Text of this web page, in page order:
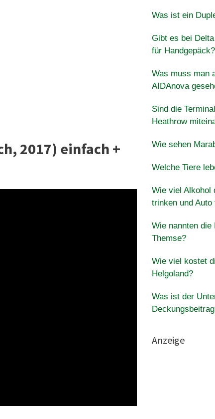
2017) einfach +
Was ist ein
Gibt es bei
für Handgepäck?
Was muss man
AIDAnova
Sind die
Heathrow
Wie sehen
Welche Tiere
Wie viel Alkohol
trinken und Auto
Wie nannten die
Themse?
Wie viel kostet
Helgoland?
Was ist der
Anzeige